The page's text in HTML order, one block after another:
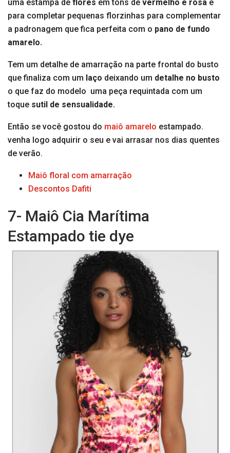
uma estampa de flores em tons de vermelho e rosa e
para completar pequenas florzinhas para complementar
a padronagem que fica perfeita com o pano de fundo
amarelo.
Tem um detalhe de amarração na parte frontal do busto
que finaliza com um laço deixando um detalhe no busto
o que faz do modelo uma peça requintada com um
toque sutil de sensualidade.
Então se você gostou do maiô amarelo estampado.
venha logo adquirir o seu e vai arrasar nos dias quentes
de verão.
Maiô floral com amarração
Descontos Dafiti
7- Maiô Cia Marítima
Estampado tie dye